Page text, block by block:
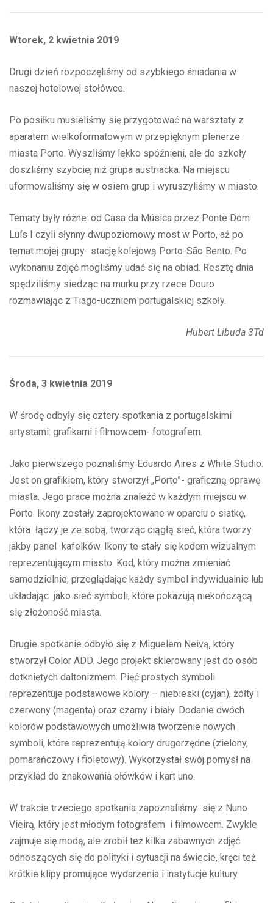
Wtorek, 2 kwietnia 2019
Drugi dzień rozpoczęliśmy od szybkiego śniadania w
naszej hotelowej stołówce.
Po posiłku musieliśmy się przygotować na warsztaty z
aparatem wielkoformatowym w przepięknym plenerze
miasta Porto. Wyszliśmy lekko spóźnieni, ale do szkoły
doszliśmy szybciej niż grupa austriacka. Na miejscu
uformowaliśmy się w osiem grup i wyruszyliśmy w miasto.
Tematy były różne: od Casa da Música przez Ponte Dom
Luís I czyli słynny dwupoziomowy most w Porto, aż po
temat mojej grupy- stację kolejową Porto-São Bento. Po
wykonaniu zdjęć mogliśmy udać się na obiad. Resztę dnia
spędziliśmy siedząc na murku przy rzece Douro
rozmawiając z Tiago-uczniem portugalskiej szkoły.
Hubert Libuda 3Td
Środa, 3 kwietnia 2019
W środę odbyły się cztery spotkania z portugalskimi
artystami: grafikami i filmowcem- fotografem.
Jako pierwszego poznaliśmy Eduardo Aires z White Studio.
Jest on grafikiem, który stworzył „Porto”- graficzną oprawę
miasta. Jego prace można znaleźć w każdym miejscu w
Porto. Ikony zostały zaprojektowane w oparciu o siatkę,
która łączy je ze sobą, tworząc ciągłą sieć, która tworzy
jakby panel kafelków. Ikony te stały się kodem wizualnym
reprezentującym miasto. Kod, który można zmieniać
samodzielnie, przeglądając każdy symbol indywidualnie lub
układając jako sieć symboli, które pokazują niekończącą
się złożoność miasta.
Drugie spotkanie odbyło się z Miguelem Neivą, który
stworzył Color ADD. Jego projekt skierowany jest do osób
dotkniętych daltonizmem. Pięć prostych symboli
reprezentuje podstawowe kolory – niebieski (cyjan), żółty i
czerwony (magenta) oraz czarny i biały. Dodanie dwóch
kolorów podstawowych umożliwia tworzenie nowych
symboli, które reprezentują kolory drugorzędne (zielony,
pomarańczowy i fioletowy). Wykorzystał swój pomysł na
przykład do znakowania ołówków i kart uno.
W trakcie trzeciego spotkania zapoznaliśmy się z Nuno
Vieirą, który jest młodym fotografem i filmowcem. Zwykle
zajmuje się modą, ale zrobił też kilka zabawnych zdjęć
odnoszących się do polityki i sytuacji na świecie, kręci też
krótkie klipy promujące wydarzenia i instytucje kultury.